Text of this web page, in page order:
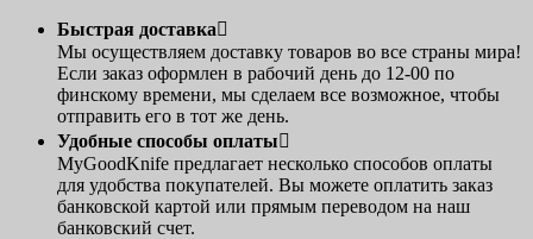
Быстрая доставка
Мы осуществляем доставку товаров во все страны мира!
Если заказ оформлен в рабочий день до 12-00 по
финскому времени, мы сделаем все возможное, чтобы
отправить его в тот же день.
Удобные способы оплаты
MyGoodKnife предлагает несколько способов оплаты
для удобства покупателей. Вы можете оплатить заказ
банковской картой или прямым переводом на наш
банковский счет.